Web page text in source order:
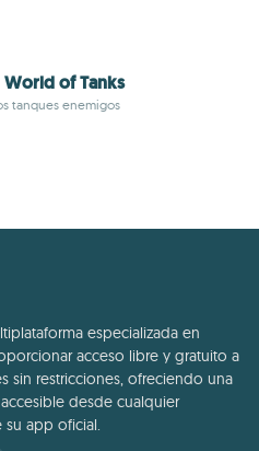
of Tanks
tanques enemigos
especializada en
acceso libre y gratuito a
sin restricciones, ofreciendo una
desde cualquier
su app oficial.